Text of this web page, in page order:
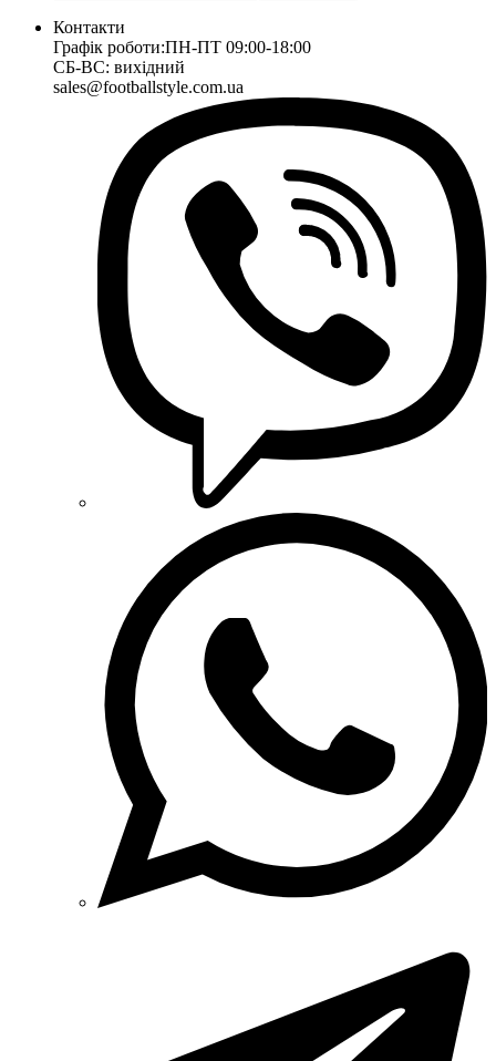
Контакти
Графік роботи:ПН-ПТ 09:00-18:00
СБ-ВС: вихідний
sales@footballstyle.com.ua